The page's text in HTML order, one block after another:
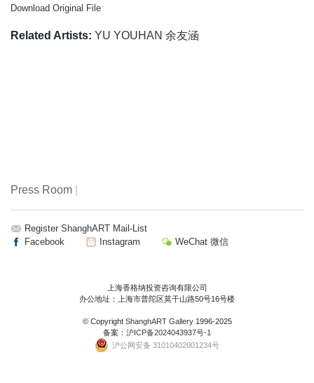
Download Original File
Related Artists: YU YOUHAN 余友涵
Press Room
Register ShanghART Mail-List
Facebook
Instagram WeChat 微信
上海香格纳投资咨询有限公司
办公地址：上海市普陀区莫干山路50号16号楼
© Copyright ShanghART Gallery1996-2025
备案： 沪ICP备2024043937号-1
沪公网安备 31010402001234号